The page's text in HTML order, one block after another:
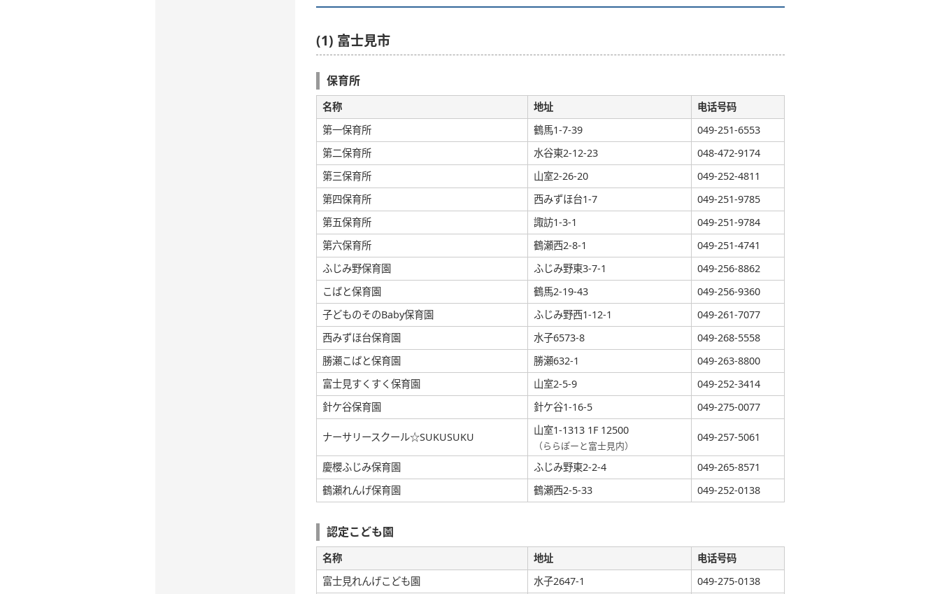
(1) 富士見市
保育所
名称 地址
电话号码
第一保育所
鶴馬1-7-39
049-251-6553
第二保育所
水谷東2-12-23
048-472-9174
第三保育所
山室2-26-20
049-252-4811
第四保育所
西みずほ台1-7
049-251-9785
第五保育所
諏訪1-3-1
049-251-9784
第六保育所
鶴瀬西2-8-1
049-251-4741
ふじみ野保育園
ふじみ野東3-7-1
049-256-8862
こばと保育園
鶴馬2-19-43
049-256-9360
子どものそのBaby保育園
ふじみ野西1-12-1
049-261-7077
西みずほ台保育園
水子6573-8
049-268-5558
勝瀬こばと保育園
勝瀬632-1
049-263-8800
富士見すくすく保育園
山室2-5-9
049-252-3414
針ケ谷保育園
針ケ谷1-16-5 049-275-0077
ナーサリースクール☆SUKUSUKU
山室1-1313 1F 12500
（ららぽーと富士見内）
049-257-5061
慶櫻ふじみ保育園 ふじみ野東2-2-4
049-265-8571
鶴瀬れんげ保育園
鶴瀬西2-5-33 049-252-0138
認定こども園
名称 地址
电话号码
富士見れんげこども園
水子2647-1 049-275-0138